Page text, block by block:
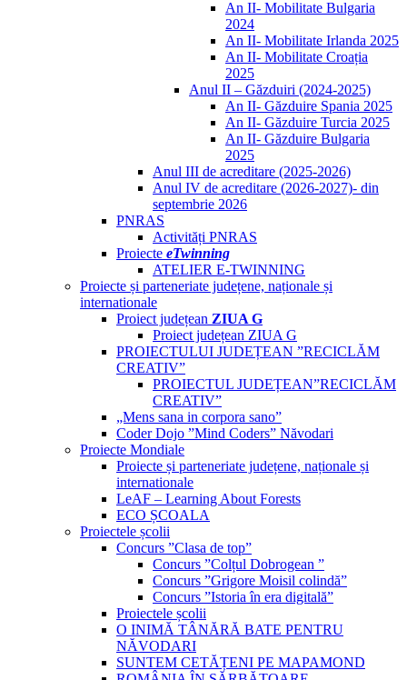
An II- Mobilitate Bulgaria
2024
An II- Mobilitate Irlanda 2025
An II- Mobilitate Croația
2025
Anul II – Găzduiri (2024-2025)
An II- Găzduire Spania 2025
An II- Găzduire Turcia 2025
An II- Găzduire Bulgaria
2025
Anul III de acreditare (2025-2026)
Anul IV de acreditare (2026-2027)- din
septembrie 2026
PNRAS
Activități PNRAS
Proiecte eTwinning
ATELIER E-TWINNING
Proiecte și parteneriate județene, naționale și
internationale
Proiect județean ZIUA G
Proiect județean ZIUA G
PROIECTULUI JUDEȚEAN ”RECICLĂM
CREATIV”
PROIECTUL JUDEȚEAN”RECICLĂM
CREATIV”
„Mens sana in corpora sano”
Coder Dojo ”Mind Coders” Năvodari
Proiecte Mondiale
Proiecte și parteneriate județene, naționale și
internationale
LeAF – Learning About Forests
ECO ȘCOALA
Proiectele școlii
Concurs ”Clasa de top”
Concurs ”Colțul Dobrogean ”
Concurs ”Grigore Moisil colindă”
Concurs ”Istoria în era digitală”
Proiectele școlii
O INIMĂ TÂNĂRĂ BATE PENTRU
NĂVODARI
SUNTEM CETĂȚENI PE MAPAMOND